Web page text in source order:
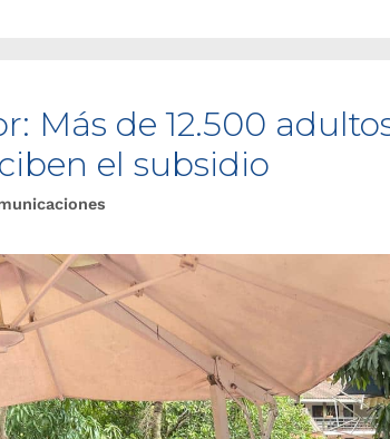
Más de 12.500
el subsidio